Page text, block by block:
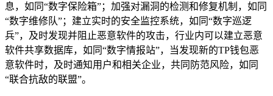
息，如同“数字保险箱”；加强对漏洞的检测和修复机制，如同
“数字维修队”；建立实时的安全监控系统，如同“数字巡逻
兵”，及时发现并阻止恶意软件的攻击，行业内可以建立恶意
软件共享数据库，如同“数字情报站”，当发现新的TP钱包恶
意软件时，及时通知用户和相关企业，共同防范风险，如同
“联合抗敌的联盟”。